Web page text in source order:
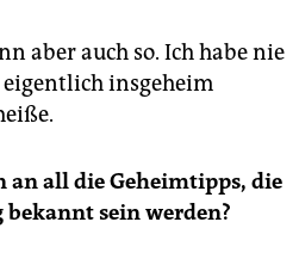
aber auch so. Ich habe nie
eigentlich insgeheim
an all die Geheimtipps, die
sein werden?